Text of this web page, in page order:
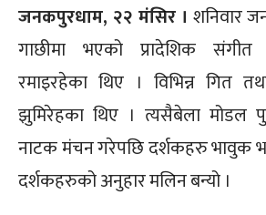
जनकपुरधाम, २२ मंसिर । शनिवार
गाछीमा भएको प्रादेशिक संगीत
रमाइरहेका थिए । विभिन्न गित
झुमिरेहका थिए । त्यसैबेला मोडल
नाटक मंचन गरेपछि दर्शकहरु भावुक
दर्शकहरुको अनुहार मलिन बन्यो ।